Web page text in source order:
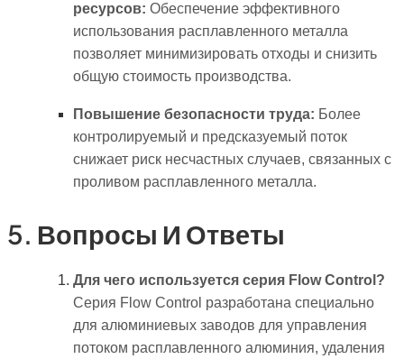
ресурсов: Обеспечение эффективного
использования расплавленного металла
позволяет минимизировать отходы и снизить
общую стоимость производства.
Повышение безопасности труда: Более
контролируемый и предсказуемый поток
снижает риск несчастных случаев, связанных с
проливом расплавленного металла.
5. Вопросы И Ответы
Для чего используется серия Flow Control?
Серия Flow Control разработана специально
для алюминиевых заводов для управления
потоком расплавленного алюминия, удаления